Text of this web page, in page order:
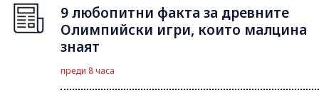
9 любопитни факта за древните
Олимпийски игри, които малцина
знаят
преди 8 часа